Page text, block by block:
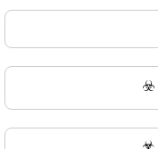
☣️